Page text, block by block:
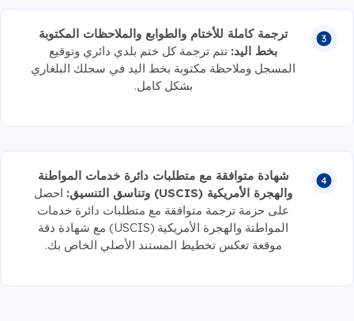
ترجمة كاملة للأختام والطوابع والملاحظات المكتوبة
بخط اليد:تتم ترجمة كل ختم بلدي دائري وتوقيع
المسجل وملاحظة مكتوبة بخط اليد في سجلك البلغاري
بشكل كامل.
شهادة متوافقة مع متطلبات دائرة خدمات المواطنة
والهجرة الأمريكية (USCIS) وتناسق التنسيق:
احصل
على حزمة ترجمة متوافقة مع متطلبات دائرة خدمات
المواطنة والهجرة الأمريكية (USCIS) مع شهادة دقة
موقعة تعكس تخطيط المستند الأصلي الخاص بك.